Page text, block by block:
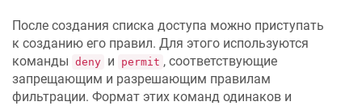
После создания списка доступа можно приступать
к созданию его правил. Для этого используются
команды deny и permit , соответствующие
запрещающим и разрешающим правилам
фильтрации. Формат этих команд одинаков и